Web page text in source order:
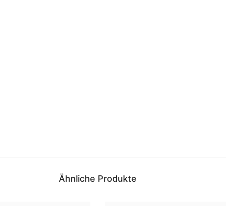
Ähnliche Produkte